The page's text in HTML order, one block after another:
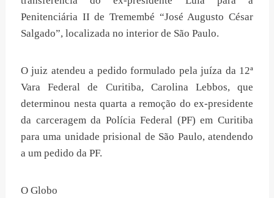
Penitenciária II de Tremembé “José Augusto César
Salgado”, localizada no interior de São Paulo.
O juiz atendeu a pedido formulado pela juíza da 12ª
Vara Federal de Curitiba, Carolina Lebbos, que
determinou nesta quarta a remoção do ex-presidente
da carceragem da Polícia Federal (PF) em Curitiba
para uma unidade prisional de São Paulo, atendendo
a um pedido da PF.
O Globo